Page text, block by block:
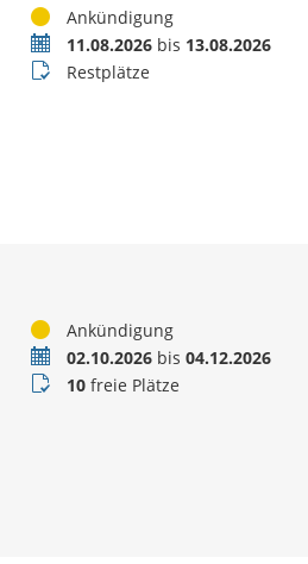
StatusAnkündigung
Termin11.08.2026 bis 13.08.2026
Buchungsstatus
Restplätze
StatusAnkündigung
Termin02.10.2026 bis04.12.2026
Buchungsstatus
10 freie Plätze